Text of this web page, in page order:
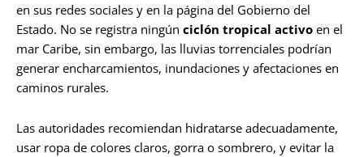
en sus redes sociales y en la página del Gobierno del
Estado. No se registra ningún ciclón tropical activo en el
mar Caribe, sin embargo, las lluvias torrenciales podrían
generar encharcamientos, inundaciones y afectaciones en
caminos rurales.
Las autoridades recomiendan hidratarse adecuadamente,
usar ropa de colores claros, gorra o sombrero, y evitar la